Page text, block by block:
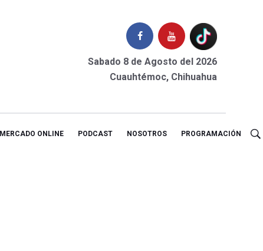
Sabado 8 de Agosto del 2026
Cuauhtémoc, Chihuahua
MERCADO ONLINE PODCAST NOSOTROS PROGRAMACIÓN